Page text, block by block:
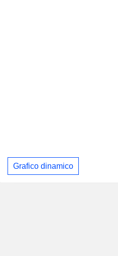
Grafico dinamico